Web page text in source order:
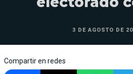
3 DE AGOSTO DE
Compartir en redes